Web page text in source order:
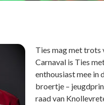
Ties mag met trots
Carnaval is Ties
enthousiast mee in
broertje –
raad van